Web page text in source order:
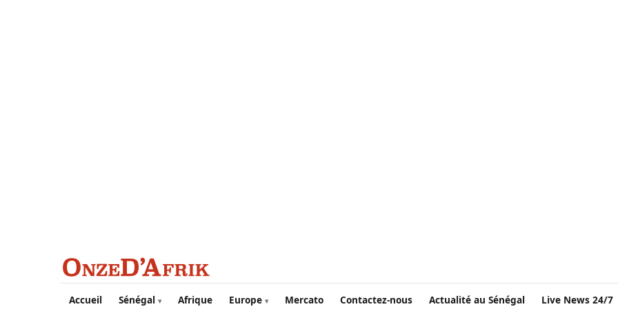
Aller au contenu principal
Accueil Sénégal Afrique Europe Mercato Contactez-nous Actualité au Sénégal Live News 24/7